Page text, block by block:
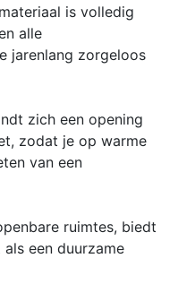
is volledig
alle
jarenlang zorgeloos
zich een opening
zodat je op warme
van een
ruimtes, biedt
een duurzame